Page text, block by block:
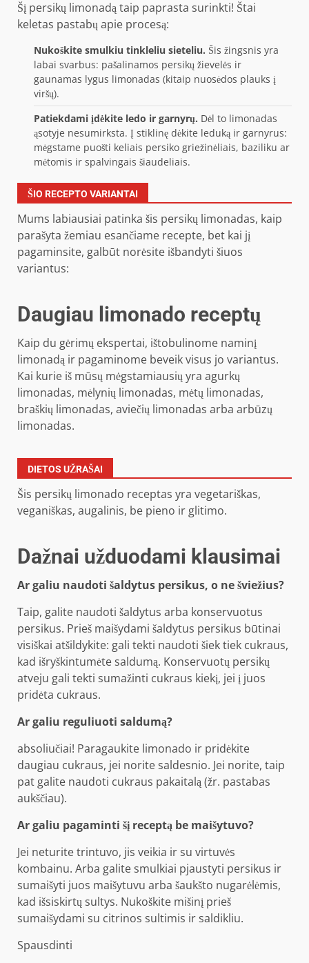
Šį persikų limonadą taip paprasta surinkti! Štai
keletas pastabų apie procesą:
Nukoškite smulkiu tinkleliu sieteliu. Šis žingsnis yra
labai svarbus: pašalinamos persikų žievelės ir
gaunamas lygus limonadas (kitaip nuosėdos plauks į
viršų).
Patiekdami įdėkite ledo ir garnyrų. Dėl to limonadas
ąsotyje nesumirksta. Į stiklinę dėkite leduką ir garnyrus:
mėgstame puošti keliais persiko griežinėliais, baziliku ar
mėtomis ir spalvingais šiaudeliais.
ŠIO RECEPTO VARIANTAI
Mums labiausiai patinka šis persikų limonadas, kaip
parašyta žemiau esančiame recepte, bet kai jį
pagaminsite, galbūt norėsite išbandyti šiuos
variantus:
Daugiau limonado receptų
Kaip du gėrimų ekspertai, ištobulinome naminį
limonadą ir pagaminome beveik visus jo variantus.
Kai kurie iš mūsų mėgstamiausių yra agurkų
limonadas, mėlynių limonadas, mėtų limonadas,
braškių limonadas, aviečių limonadas arba arbūzų
limonadas.
DIETOS UŽRAŠAI
Šis persikų limonado receptas yra vegetariškas,
veganiškas, augalinis, be pieno ir glitimo.
Dažnai užduodami klausimai
Ar galiu naudoti šaldytus persikus, o ne šviežius?
Taip, galite naudoti šaldytus arba konservuotus
persikus. Prieš maišydami šaldytus persikus būtinai
visiškai atšildykite: gali tekti naudoti šiek tiek cukraus,
kad išryškintumėte saldumą. Konservuotų persikų
atveju gali tekti sumažinti cukraus kiekį, jei į juos
pridėta cukraus.
Ar galiu reguliuoti saldumą?
absoliučiai! Paragaukite limonado ir pridėkite
daugiau cukraus, jei norite saldesnio. Jei norite, taip
pat galite naudoti cukraus pakaitalą (žr. pastabas
aukščiau).
Ar galiu pagaminti šį receptą be maišytuvo?
Jei neturite trintuvo, jis veikia ir su virtuvės
kombainu. Arba galite smulkiai pjaustyti persikus ir
sumaišyti juos maišytuvu arba šaukšto nugarėlėmis,
kad išsiskirtų sultys. Nukoškite mišinį prieš
sumaišydami su citrinos sultimis ir saldikliu.
Spausdinti